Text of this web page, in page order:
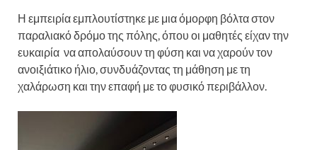
Η εμπειρία εμπλουτίστηκε με μια όμορφη βόλτα στον
παραλιακό δρόμο της πόλης, όπου οι μαθητές είχαν την
ευκαιρία να απολαύσουν τη φύση και να χαρούν τον
ανοιξιάτικο ήλιο, συνδυάζοντας τη μάθηση με τη
χαλάρωση και την επαφή με το φυσικό περιβάλλον.